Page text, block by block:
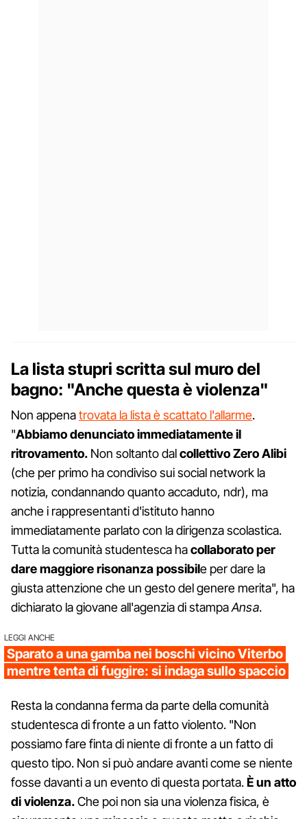
La lista stupri scritta sul muro del
bagno: "Anche questa è violenza"
Non appenatrovata la lista è scattato l'allarme.
"Abbiamo denunciato immediatamente il
ritrovamento. Non soltanto dalcollettivo Zero Alibi
(che per primo ha condiviso sui social network la
notizia, condannando quanto accaduto, ndr), ma
anche i rappresentanti d'istituto hanno
immediatamente parlato con la dirigenza scolastica.
Tutta la comunità studentesca hacollaborato per
dare maggiore risonanza possibile per dare la
giusta attenzione che un gesto del genere merita", ha
dichiarato la giovane all'agenzia di stampaAnsa.
LEGGI ANCHE
Sparato a una gamba nei boschi vicino Viterbo
mentre tenta di fuggire: si indaga sullo spaccio
Resta la condanna ferma da parte della comunità
studentesca di fronte a un fatto violento. "Non
possiamo fare finta di niente di fronte a un fatto di
questo tipo. Non si può andare avanti come se niente
fosse davanti a un evento di questa portata.È un atto
di violenza.Che poi non sia una violenza fisica, è